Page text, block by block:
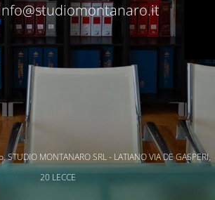
MONTANARO SRL - LATIANO VIA DE GASPERI,
20 LECCE